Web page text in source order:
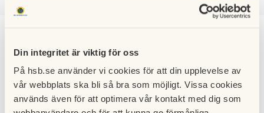
Din integritet är viktig för oss
På hsb.se använder vi cookies för att din upplevelse av
vår webbplats ska bli så bra som möjligt. Vissa cookies
används även för att optimera vår kontakt med dig som
SÖK LOGGA IN
Värmepumparna är nu
igång
22 september 2024